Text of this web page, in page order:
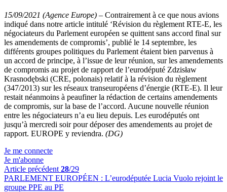
15/09/2021 (Agence Europe) – Contrairement à ce que nous avions
indiqué dans notre article intitulé ‘Révision du règlement RTE-E, les
négociateurs du Parlement européen se quittent sans accord final sur
les amendements de compromis’, publié le 14 septembre, les
différents groupes politiques du Parlement étaient bien parvenus à
un accord de principe, à l’issue de leur réunion, sur les amendements
de compromis au projet de rapport de l’eurodéputé Zdzisław
Krasnodębski (CRE, polonais) relatif à la révision du règlement
(347/2013) sur les réseaux transeuropéens d’énergie (RTE-E). Il leur
restait néanmoins à peaufiner la rédaction de certains amendements
de compromis, sur la base de l’accord. Aucune nouvelle réunion
entre les négociateurs n’a eu lieu depuis. Les eurodéputés ont
jusqu’à mercredi soir pour déposer des amendements au projet de
rapport. EUROPE y reviendra. (DG)
Je me connecte
Je m'abonne
Article précédent 28/29
PARLEMENT EUROPÉEN : L’eurodéputée Lucia Vuolo rejoint le
groupe PPE au PE